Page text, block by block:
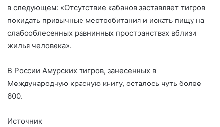
в следующем: «Отсутствие кабанов заставляет тигров
покидать привычные местообитания и искать пищу на
слабооблесенных равнинных пространствах вблизи
жилья человека».
В России Амурских тигров, занесенных в
Международную красную книгу, осталось чуть более
600.
Источник